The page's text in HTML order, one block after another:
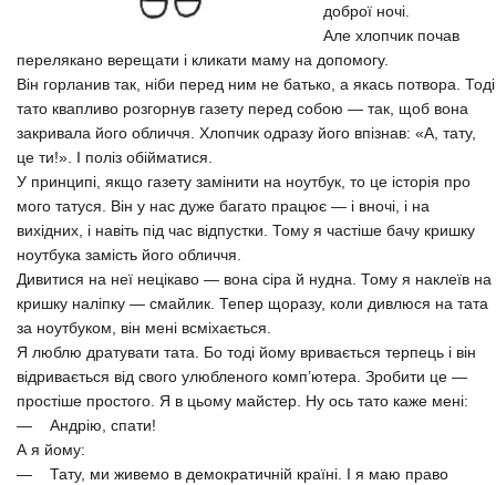
доброї ночі.
Але хлопчик почав
перелякано верещати і кликати маму на допомогу.
Він горланив так, ніби перед ним не батько, а якась потвора. Тоді
тато квапливо розгорнув газету перед собою — так, щоб вона
закривала його обличчя. Хлопчик одразу його впізнав: «А, тату,
це ти!». І поліз обійматися.
У принципі, якщо газету замінити на ноутбук, то це історія про
мого татуся. Він у нас дуже багато працює — і вночі, і на
вихідних, і навіть під час відпустки. Тому я частіше бачу кришку
ноутбука замість його обличчя.
Дивитися на неї нецікаво — вона сіра й нудна. Тому я наклеїв на
кришку наліпку — смайлик. Тепер щоразу, коли дивлюся на тата
за ноутбуком, він мені всміхається.
Я люблю дратувати тата. Бо тоді йому вривається терпець і він
відривається від свого улюбленого комп’ютера. Зробити це —
простіше простого. Я в цьому майстер. Ну ось тато каже мені:
— Андрію, спати!
А я йому:
— Тату, ми живемо в демократичній країні. І я маю право